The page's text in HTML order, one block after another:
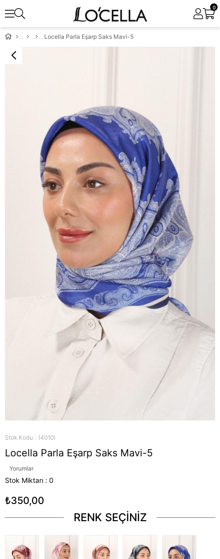
0
Locella Parla Eşarp Saks Mavi-5
Stok Kodu (4010)
Locella Parla Eşarp Saks Mavi-5
Yorumlar
Stok Miktarı : 0
₺350,00
RENK SEÇİNİZ